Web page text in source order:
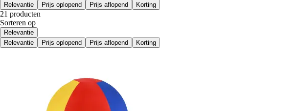
Relevantie
Prijs oplopend Prijs aflopend Korting
21 producten
Sorteren op
Relevantie
Relevantie
Prijs oplopend Prijs aflopend Korting